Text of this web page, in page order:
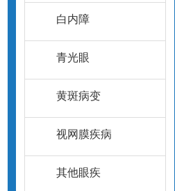
白内障
青光眼
黄斑病变
视网膜疾病
其他眼疾